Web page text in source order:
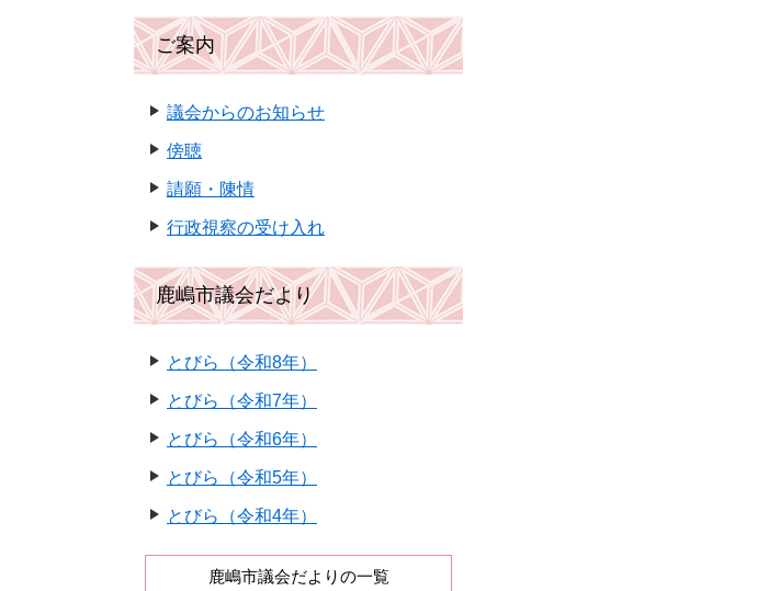
ご案内
議会からのお知らせ
傍聴
請願・陳情
行政視察の受け入れ
鹿嶋市議会だより
とびら（令和8年）
とびら（令和7年）
とびら（令和6年）
とびら（令和5年）
とびら（令和4年）
鹿嶋市議会だよりの一覧